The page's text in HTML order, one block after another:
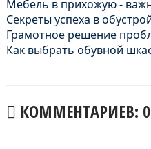
Мебель в прихожую -
Секреты успеха в
Грамотное решение
Как выбрать обувной
КОММЕНТАРИЕВ: 0